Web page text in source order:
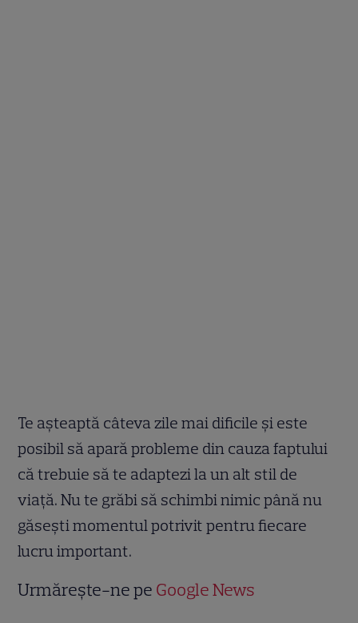
Te aşteaptă câteva zile mai dificile și este
posibil să apară probleme din cauza faptului
că trebuie să te adaptezi la un alt stil de
viaţă. Nu te grăbi să schimbi nimic până nu
găseşti momentul potrivit pentru fiecare
lucru important.
Urmărește-ne pe Google News